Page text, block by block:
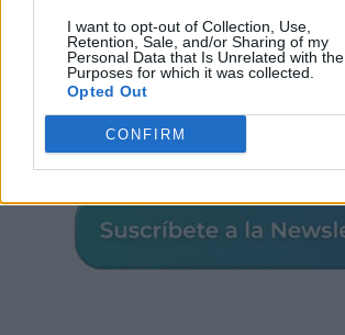
I want to opt-out of Collection, Use,
Retention, Sale, and/or Sharing of my
Personal Data that Is Unrelated with the
Purposes for which it was collected.
Opted Out
CONFIRM